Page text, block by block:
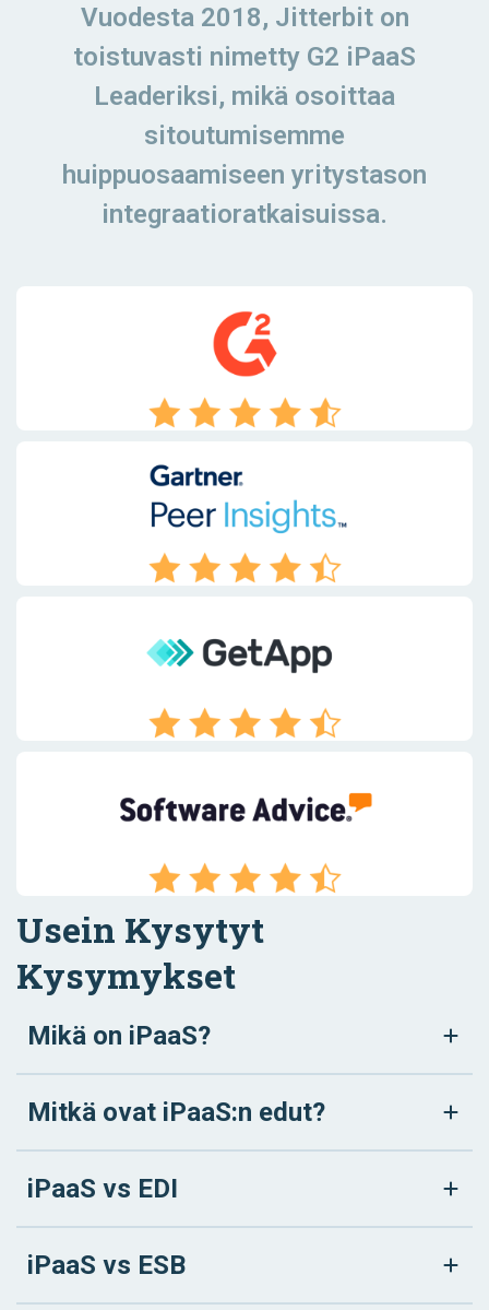
Vuodesta 2018, Jitterbit on
toistuvasti nimetty G2 iPaaS
Leaderiksi, mikä osoittaa
sitoutumisemme
huippuosaamiseen yritystason
integraatioratkaisuissa.
Usein Kysytyt
Kysymykset
Mikä on iPaaS?
Mitkä ovat iPaaS:n edut?
iPaaS vs EDI
iPaaS vs ESB